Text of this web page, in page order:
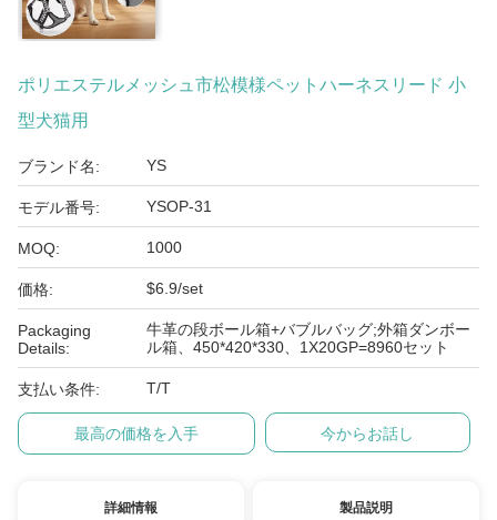
ポリエステルメッシュ市松模様ペットハーネスリード 小
型犬猫用
ブランド名: YS
モデル番号: YSOP-31
MOQ: 1000
価格: $6.9/set
Packaging
Details:
牛革の段ボール箱+バブルバッグ;外箱ダンボー
ル箱、450*420*330、1X20GP=8960セット
支払い条件: T/T
最高の価格を入手 今からお話し
詳細情報 製品説明